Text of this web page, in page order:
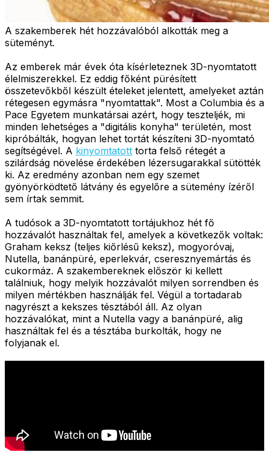
A szakemberek hét hozzávalóból alkották meg a
süteményt.
Az emberek már évek óta kísérleteznek 3D-nyomtatott
élelmiszerekkel. Ez eddig főként pürésített
összetevőkből készült ételeket jelentett, amelyeket aztán
rétegesen egymásra "nyomtattak". Most a Columbia és a
Pace Egyetem munkatársai azért, hogy teszteljék, mi
minden lehetséges a "digitális konyha" területén, most
kipróbálták, hogyan lehet tortát készíteni 3D-nyomtató
segítségével. A kinyomtatott torta felső rétegét a
szilárdság növelése érdekében lézersugarakkal sütötték
ki. Az eredmény azonban nem egy szemet
gyönyörködtető látvány és egyelőre a sütemény ízéről
sem írtak semmit.
A tudósok a 3D-nyomtatott tortájukhoz hét fő
hozzávalót használtak fel, amelyek a következők voltak:
Graham keksz (teljes kiőrlésű keksz), mogyoróvaj,
Nutella, banánpüré, eperlekvár, cseresznyemártás és
cukormáz. A szakembereknek először ki kellett
találniuk, hogy melyik hozzávalót milyen sorrendben és
milyen mértékben használják fel. Végül a tortadarab
nagyrészt a kekszes tésztából áll. Az olyan
hozzávalókat, mint a Nutella vagy a banánpüré, alig
használtak fel és a tésztába burkolták, hogy ne
folyjanak el.